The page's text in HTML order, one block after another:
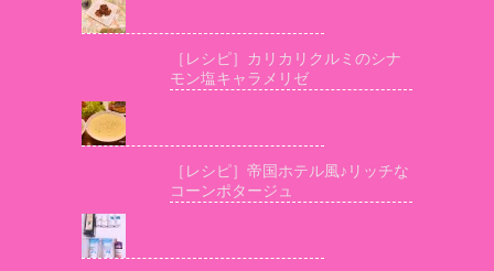
［レシピ］カリカリクルミのシナ
モン塩キャラメリゼ
［レシピ］帝国ホテル風♪リッチな
コーンポタージュ